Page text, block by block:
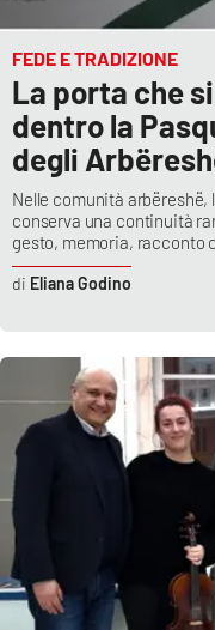
FEDE E TRADIZIONE
La porta che
dentro la
degli
Nelle comunità
conserva una continuità
gesto, memoria, racconto
Eliana Godino